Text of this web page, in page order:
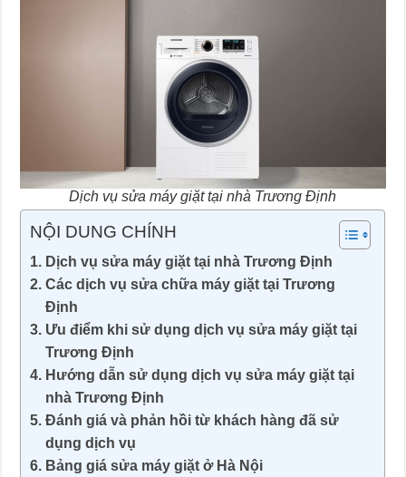
Dịch vụ sửa máy giặt tại nhà Trương Định
NỘI DUNG CHÍNH
Dịch vụ sửa máy giặt tại nhà Trương Định
Các dịch vụ sửa chữa máy giặt tại Trương
Định
Ưu điểm khi sử dụng dịch vụ sửa máy giặt tại
Trương Định
Hướng dẫn sử dụng dịch vụ sửa máy giặt tại
nhà Trương Định
Đánh giá và phản hồi từ khách hàng đã sử
dụng dịch vụ
Bảng giá sửa máy giặt ở Hà Nội